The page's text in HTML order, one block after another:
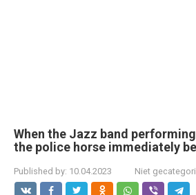
When the Jazz band
the police horse immediately
Published by: 10.04.2023 Niet